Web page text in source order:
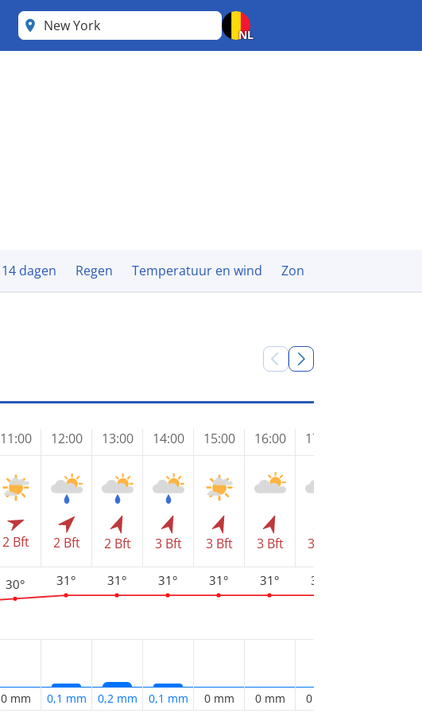
New York
NL
14 dagen Regen Temperatuur en wind Zon
11:00
2 Bft
30°
0 mm
12:00
2 Bft
31°
0,1 mm
13:00
2 Bft
31°
0,2 mm
14:00
3 Bft
31°
0,1 mm
15:00
3 Bft
31°
0 mm
16:00
3 Bft
31°
0 mm
17:00
3 Bft
31°
0 mm